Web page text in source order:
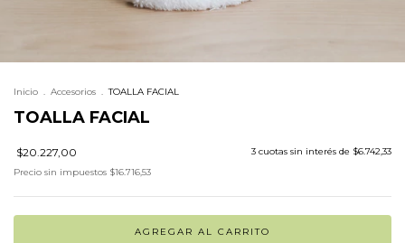
Inicio . Accesorios . TOALLA FACIAL
TOALLA FACIAL
$20.227,00 3 cuotas sin interés de $6.742,33
Precio sin impuestos $16.716,53